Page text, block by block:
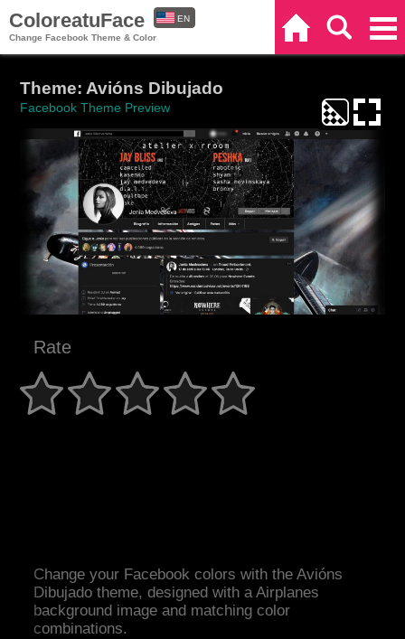
ColoreatuFace
Change Facebook Theme & Color
EN
Theme: Avións Dibujado
Facebook Theme Preview
Rate
Change your Facebook colors with the Avións
Dibujado theme, designed with a Airplanes
background image and matching color
combinations.